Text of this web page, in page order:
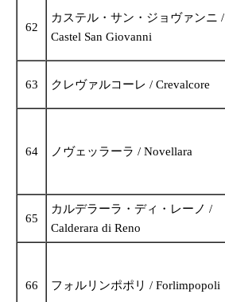
62
カステル・サン・ジョヴァンニ /
Castel San Giovanni
63 クレヴァルコーレ / Crevalcore
64 ノヴェッラーラ / Novellara
65
カルデラーラ・ディ・レーノ /
Calderara di Reno
66 フォルリンポポリ / Forlimpopoli